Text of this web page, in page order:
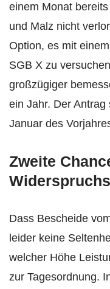
einem Monat
und Malz nicht
Option, es mit einem
SGB X zu
großzügiger
ein Jahr. Der
Januar des
Zweite
Dass Bescheide
leider keine
welcher Höhe
zur Tagesordnung.